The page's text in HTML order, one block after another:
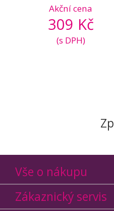
Akční cena
309 Kč
(s DPH)
Vše o nákupu
Zákaznický servis